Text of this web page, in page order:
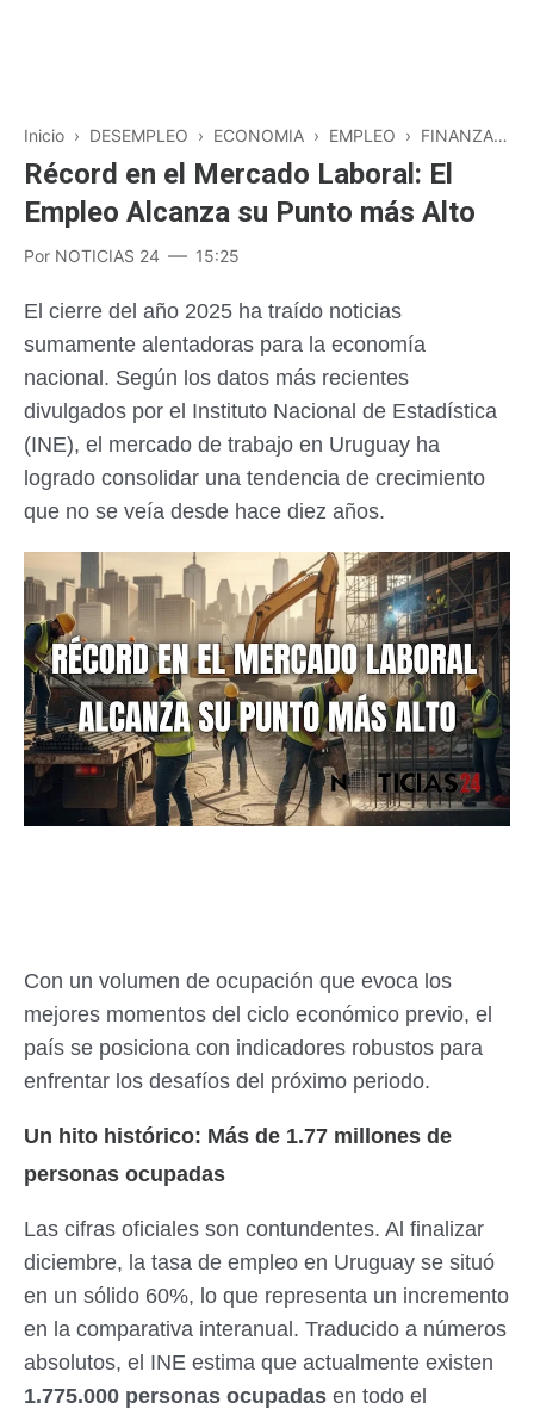
Inicio › DESEMPLEO › ECONOMIA › EMPLEO › FINANZAS
Récord en el Mercado Laboral: El
Empleo Alcanza su Punto más Alto
Por NOTICIAS 24 15:25
El cierre del año 2025 ha traído noticias
sumamente alentadoras para la economía
nacional. Según los datos más recientes
divulgados por el Instituto Nacional de Estadística
(INE), el mercado de trabajo en Uruguay ha
logrado consolidar una tendencia de crecimiento
que no se veía desde hace diez años.
Con un volumen de ocupación que evoca los
mejores momentos del ciclo económico previo, el
país se posiciona con indicadores robustos para
enfrentar los desafíos del próximo periodo.
Un hito histórico: Más de 1.77 millones de
personas ocupadas
Las cifras oficiales son contundentes. Al finalizar
diciembre, la tasa de empleo en Uruguay se situó
en un sólido 60%, lo que representa un incremento
en la comparativa interanual. Traducido a números
absolutos, el INE estima que actualmente existen
1.775.000 personas ocupadas en todo el